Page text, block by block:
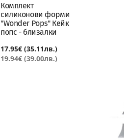
Комплект
силиконови форми
"Wonder Pops" Кейк
попс - близалки
17.95€ (35.11лв.)
19.94€ (39.00лв.)